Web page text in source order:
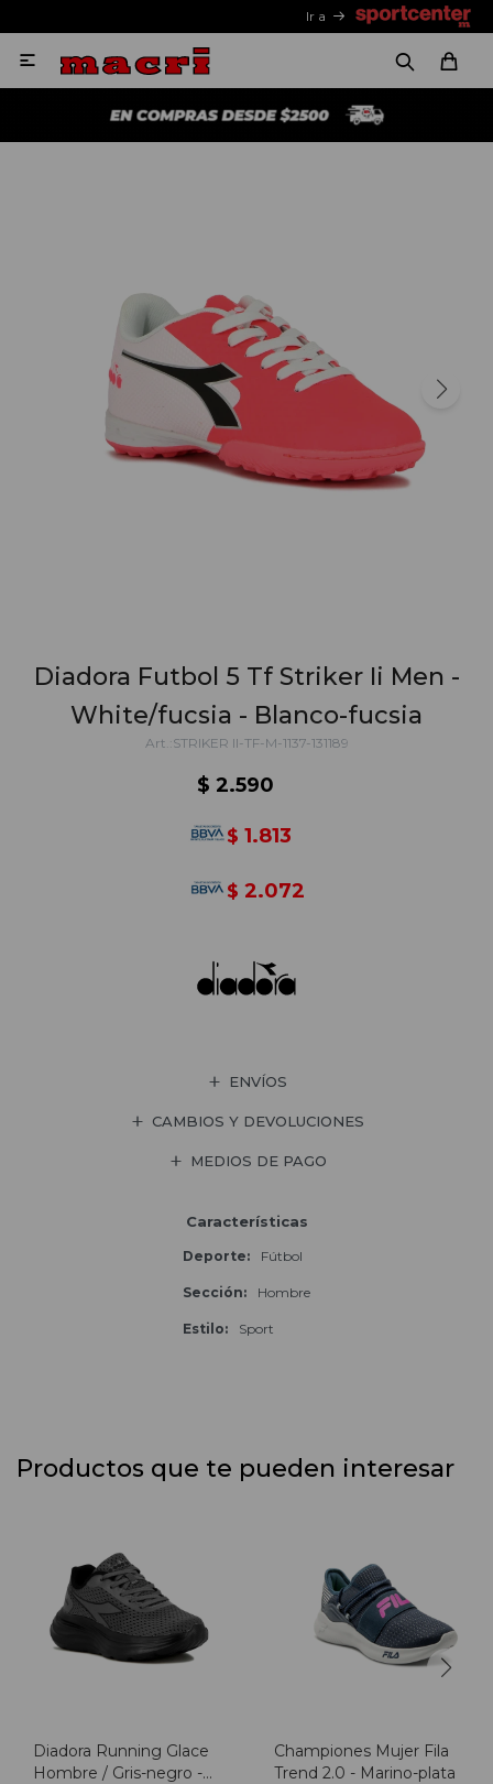
Ir a

Diadora Futbol 5 Tf Striker Ii Men -
White/fucsia - Blanco-fucsia
STRIKER II-TF-M-1137-131189
$ 2.590
$ 1.813
$ 2.072
ENVÍOS
CAMBIOS Y DEVOLUCIONES
MEDIOS DE PAGO
Características
Deporte Fútbol
Sección Hombre
Estilo Sport
Productos que te pueden interesar
Diadora Running Glace
Hombre / Gris-negro -
Championes Mujer Fila
Trend 2.0 - Marino-plata